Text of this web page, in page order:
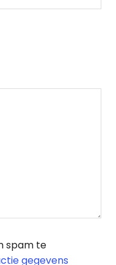
spam te
gegevens